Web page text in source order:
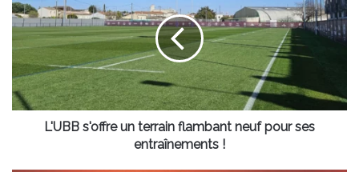
un
terrain
flambant
pour
ses
entraînements
L'UBB s'offre un terrain flambant neuf pour ses
entraînements !